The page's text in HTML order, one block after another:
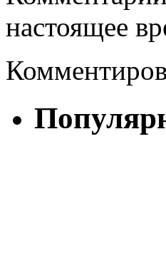
настоящее